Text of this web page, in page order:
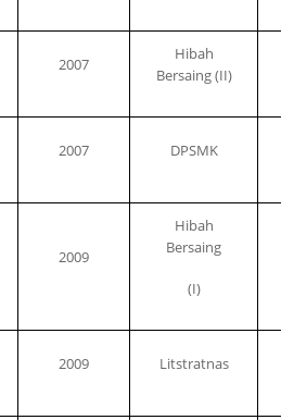
2007
Hibah
Bersaing (II)
2007 DPSMK
2009
Hibah
Bersaing
(I)
2009 Litstratnas